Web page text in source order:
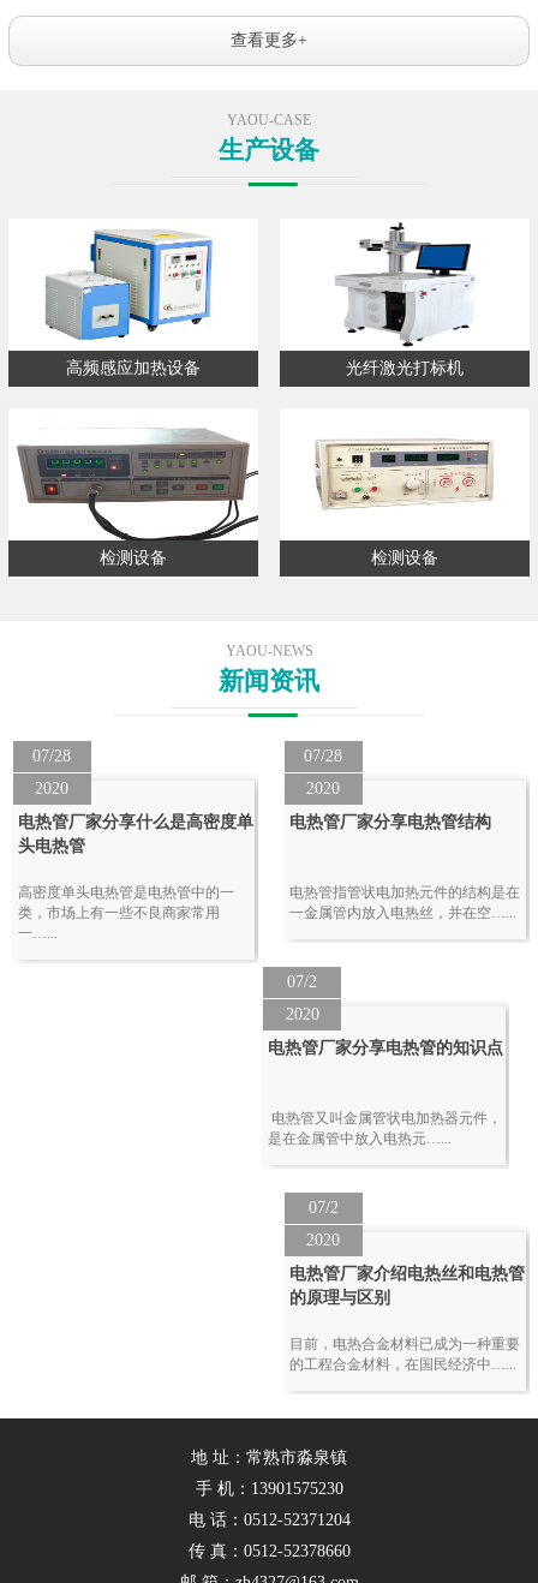
查看更多+
YAOU-CASE
生产设备
高频感应加热设备 光纤激光打标机
检测设备 检测设备
YAOU-NEWS
新闻资讯
07/28
2020
电热管厂家分享什么是高密度单
头电热管
高密度单头电热管是电热管中的一
类，市场上有一些不良商家常用
一…...
07/28
2020
电热管厂家分享电热管结构
电热管指管状电加热元件的结构是在
一金属管内放入电热丝，并在空…...
07/2
2020
电热管厂家分享电热管的知识点
电热管又叫金属管状电加热器元件，
是在金属管中放入电热元…...
07/2
2020
电热管厂家介绍电热丝和电热管
的原理与区别
目前，电热合金材料已成为一种重要
的工程合金材料，在国民经济中…...
地 址：常熟市淼泉镇
手 机：13901575230
电 话：0512-52371204
传 真：0512-52378660